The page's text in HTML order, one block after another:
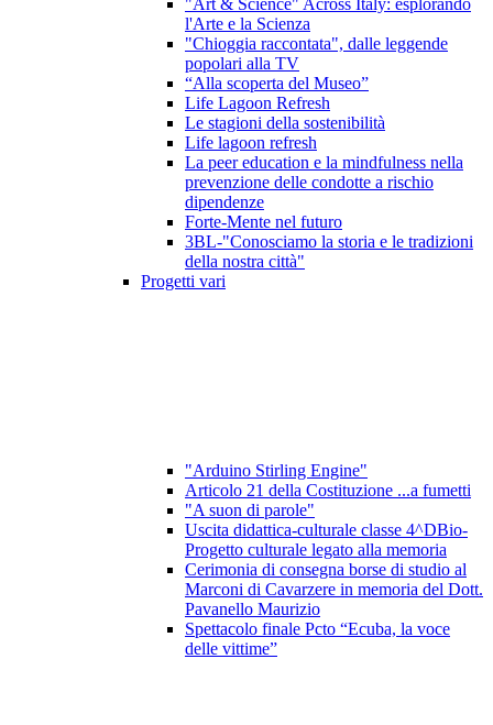
"Art & Science" Across Italy: esplorando
l'Arte e la Scienza
"Chioggia raccontata", dalle leggende
popolari alla TV
“Alla scoperta del Museo”
Life Lagoon Refresh
Le stagioni della sostenibilità
Life lagoon refresh
La peer education e la mindfulness nella
prevenzione delle condotte a rischio
dipendenze
Forte-Mente nel futuro
3BL-"Conosciamo la storia e le tradizioni
della nostra città"
Progetti vari
"Arduino Stirling Engine"
Articolo 21 della Costituzione ...a fumetti
"A suon di parole"
Uscita didattica-culturale classe 4^DBio-
Progetto culturale legato alla memoria
Cerimonia di consegna borse di studio al
Marconi di Cavarzere in memoria del Dott.
Pavanello Maurizio
Spettacolo finale Pcto “Ecuba, la voce
delle vittime”